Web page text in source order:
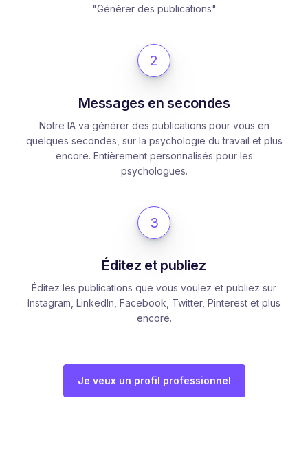
"Générer des publications"
2
Messages en secondes
Notre IA va générer des publications pour vous en
quelques secondes, sur la psychologie du travail et plus
encore. Entièrement personnalisés pour les
psychologues.
3
Éditez et publiez
Éditez les publications que vous voulez et publiez sur
Instagram, LinkedIn, Facebook, Twitter, Pinterest et plus
encore.
Je veux un profil professionnel